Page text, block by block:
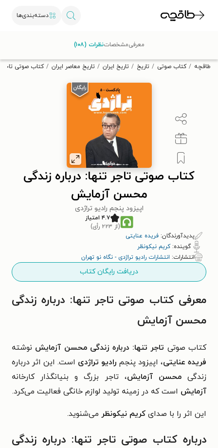
دسته‌بندی‌ها
تخفیف از طاقچه دریافت کن.
طاقچه کتاب صوتی تاریخ تاریخ ایران تاریخ معاصر ایران کتاب صوتی تاجر
کتاب صوتی تاجر تنها: درباره زندگی
محسن آزمایش
اپیزود پنجم رادیو تراژدی
۴.۷ امتیاز
(از ۲۲۳ رأی)
پدیدآورندگان: فریده عنایتی
گوینده:کریم نیکونظر
انتشارات: انتشارات رادیو تراژدی - نگاه نو تهران
دریافت رایگان کتاب
معرفیمشخصاتنظرات (۱۰۸)
معرفی کتاب صوتی تاجر تنها: درباره زندگی
محسن آزمایش
کتاب صوتی تاجر تنها: درباره زندگی محسن آزمایش نوشته
فریده عنایتی، اپیزود پنجم رادیو تراژدی است. این اثر درباره
زندگیمحسن آزمایش، تاجر بزرگ و بنیانگذار کارخانه
آزمایش است که در زمینه تولید لوازم خانگی فعالیت می‌کرد.
این اثر را با صدای کریم نیکونظر می‌شنوید.
درباره کتاب صوتی تاجر تنها: درباره زندگی